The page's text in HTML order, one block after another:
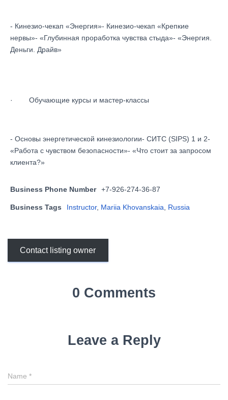
- Кинезио-чекап «Энергия»- Кинезио-чекап «Крепкие
нервы»- «Глубинная проработка чувства стыда»- «Энергия.
Деньги. Драйв»
· Обучающие курсы и мастер-классы
- Основы энергетической кинезиологии- СИТС (SIPS) 1 и 2-
«Работа с чувством безопасности»- «Что стоит за запросом
клиента?»
Business Phone Number +7-926-274-36-87
Business Tags Instructor, Mariia Khovanskaia Russia
Contact listing owner
0 Comments
Leave a Reply
Name *